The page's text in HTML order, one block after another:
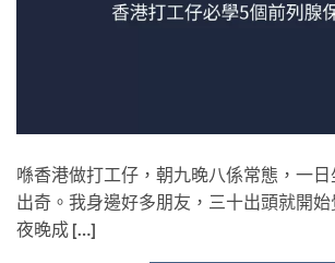
喺香港做打工仔，朝九晚八係常態，一
出奇。我身邊好多朋友，三十出頭就開始
夜晚成 […]